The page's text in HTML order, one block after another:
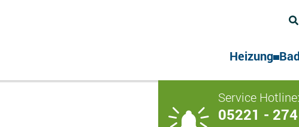
Service Hotline:
05221 -
Heizung